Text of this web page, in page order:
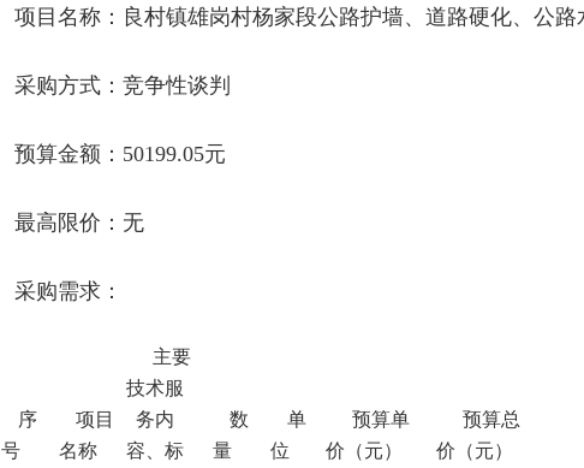
项目名称 ： 良村镇雄岗村杨家段公路护墙、道路硬化、公路
采购方式：竞争性谈判
预算金额： 50199.05元
最高限价： 无
采购需求：
序
号
项目
名称
主要
技术服
务内
容、标
数
量
单
位
预算单
价（元）
预算总
价（元）